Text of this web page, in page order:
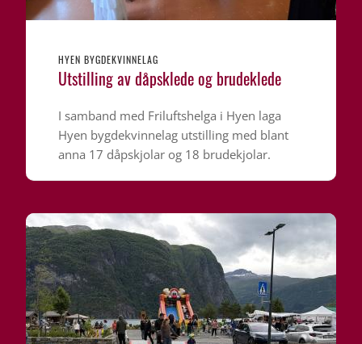
HYEN BYGDEKVINNELAG
Utstilling av dåpsklede og brudeklede
I samband med Friluftshelga i Hyen laga
Hyen bygdekvinnelag utstilling med blant
anna 17 dåpskjolar og 18 brudekjolar.